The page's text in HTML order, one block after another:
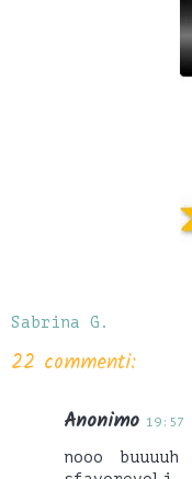
Sabrina G.
22 commenti:
Anonimo 19:57
nooo